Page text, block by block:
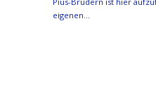
eigenen…